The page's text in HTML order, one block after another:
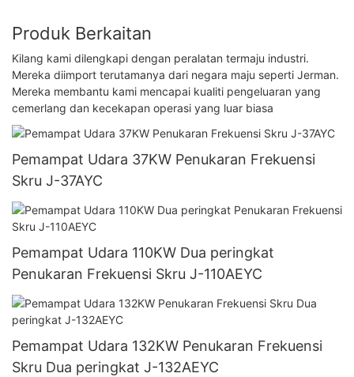
Produk Berkaitan
Kilang kami dilengkapi dengan peralatan termaju industri.
Mereka diimport terutamanya dari negara maju seperti Jerman.
Mereka membantu kami mencapai kualiti pengeluaran yang
cemerlang dan kecekapan operasi yang luar biasa
Pemampat Udara 37KW Penukaran Frekuensi
Skru J-37AYC
Pemampat Udara 110KW Dua peringkat
Penukaran Frekuensi Skru J-110AEYC
Pemampat Udara 132KW Penukaran Frekuensi
Skru Dua peringkat J-132AEYC